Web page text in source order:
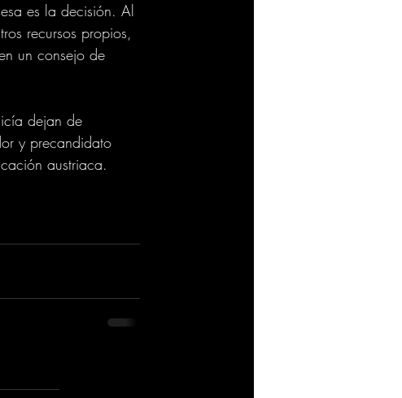
es la decisión. Al
recursos propios,
un consejo de
dejan de
y precandidato
austriaca.